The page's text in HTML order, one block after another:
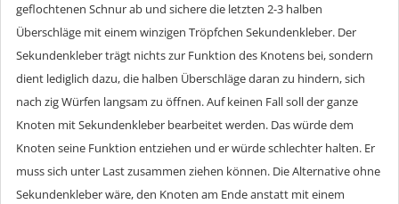
geflochtenen Schnur ab und sichere die letzten 2-3 halben
Überschläge mit einem winzigen Tröpfchen Sekundenkleber. Der
Sekundenkleber trägt nichts zur Funktion des Knotens bei, sondern
dient lediglich dazu, die halben Überschläge daran zu hindern, sich
nach zig Würfen langsam zu öffnen. Auf keinen Fall soll der ganze
Knoten mit Sekundenkleber bearbeitet werden. Das würde dem
Knoten seine Funktion entziehen und er würde schlechter halten. Er
muss sich unter Last zusammen ziehen können. Die Alternative ohne
Sekundenkleber wäre, den Knoten am Ende anstatt mit einem